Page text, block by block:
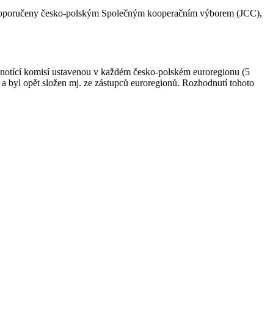
česko-polským Společným kooperačním výborem (JCC),
komisí ustavenou v každém česko-polském euroregionu (5
opět složen mj. ze zástupců euroregionů. Rozhodnutí tohoto